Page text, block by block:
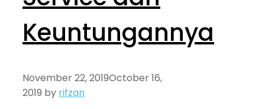
Keuntungannya
November 22, 2019October 16,
2019 by rifzan